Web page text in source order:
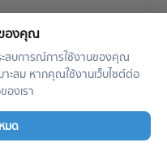
Contact
ของคุณ
สบการณ์การใช้งานของคุณ
าะสม หากคุณใช้งานเว็บไซต์ต่อ
งเรา
มด